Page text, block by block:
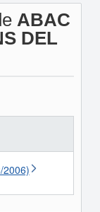
ABAC
DEL
2006)